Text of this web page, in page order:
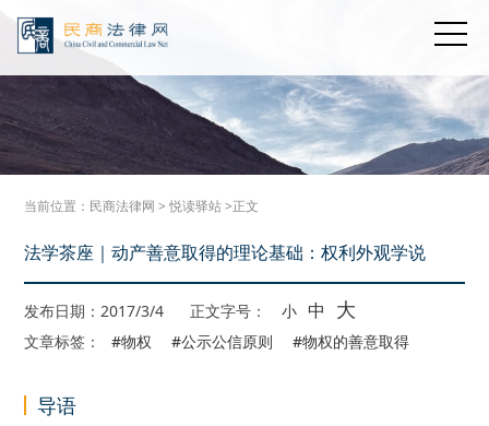
当前位置： 民商法律网 >悦读驿站>正文
法学茶座｜动产善意取得的理论基础：权利外观学说
发布日期：2017/3/4 正文字号： 小 中 大
文章标签： #物权 #公示公信原则 #物权的善意取得
导语